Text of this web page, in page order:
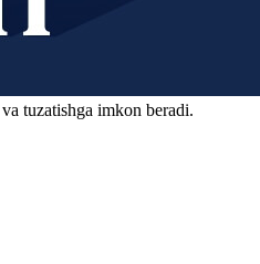
tuzatishga imkon beradi.